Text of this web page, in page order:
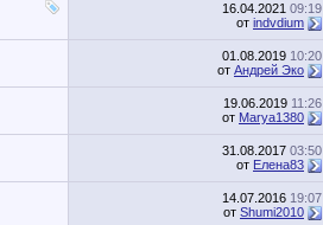
16.04.2021 09:19
от indvdium
01.08.2019 10:20
от Андрей Эко
19.06.2019 11:26
от Marya1380
31.08.2017 03:50
от Елена83
14.07.2016 19:07
от Shumi2010